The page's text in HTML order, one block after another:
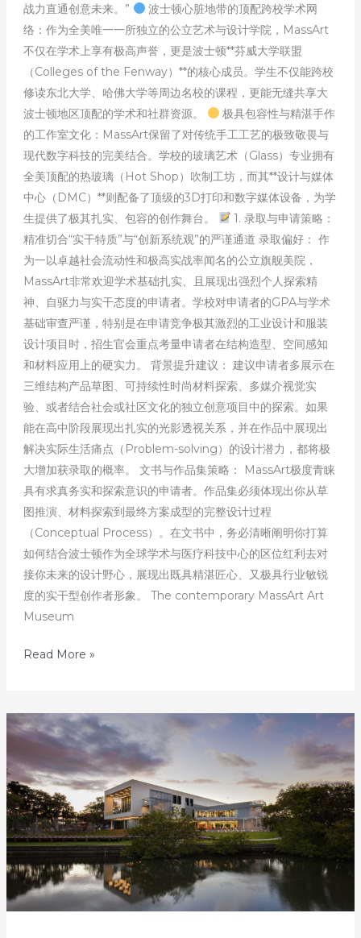
战力直通创意未来。”
波士顿心脏地带的顶配跨校学术网
络：作为全美唯一一所独立的公立艺术与设计学院，MassArt
不仅在学术上享有极高声誉，更是波士顿**芬威大学联盟
（Colleges of the Fenway）**的核心成员。学生不仅能跨校
修读东北大学、哈佛大学等周边名校的课程，更能无缝共享大
波士顿地区顶配的学术和社群资源。
极具包容性与精湛手作
的工作室文化：MassArt保留了对传统手工工艺的极致敬畏与
现代数字科技的完美结合。学校的玻璃艺术（Glass）专业拥有
全美顶配的热玻璃（Hot Shop）吹制工坊，而其**设计与媒体
中心（DMC）**则配备了顶级的3D打印和数字媒体设备，为学
生提供了极其扎实、包容的创作舞台。
1. 录取与申请策略：
精准切合“实干特质”与“创新系统观”的严谨通道 录取偏好： 作
为一以卓越社会流动性和极高实战率闻名的公立旗舰美院，
MassArt非常欢迎学术基础扎实、且展现出强烈个人探索精
神、自驱力与实干态度的申请者。学校对申请者的GPA与学术
基础审查严谨，特别是在申请竞争极其激烈的工业设计和服装
设计项目时，招生官会重点考量申请者在结构造型、空间感知
和材料应用上的硬实力。 背景提升建议： 建议申请者多展示在
三维结构产品草图、可持续性时尚材料探索、多媒介视觉实
验、或者结合社会或社区文化的独立创意项目中的探索。如果
能在高中阶段展现出扎实的光影透视关系，并在作品中展现出
解决实际生活痛点（Problem-solving）的设计潜力，都将极
大增加获录取的概率。 文书与作品集策略： MassArt极度青睐
具有求真务实和探索意识的申请者。作品集必须体现出你从草
图推演、材料探索到最终方案成型的完整设计过程
（Conceptual Process）。在文书中，务必清晰阐明你打算
如何结合波士顿作为全球学术与医疗科技中心的区位红利去对
接你未来的设计野心，展现出既具精湛匠心、又极具行业敏锐
度的实干型创作者形象。 The contemporary MassArt Art
Museum
发
国
顶
艺
术
名
校
–
第
14
Read More »